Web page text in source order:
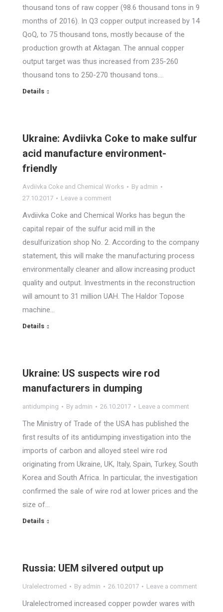
thousand tons of raw copper (98.6 thousand tons in 9
months of 2016). In Q3 copper output increased by 14
QoQ, to 75 thousand tons, mostly because of the
production growth at Aktagan. The annual copper
output target was thus increased from 235-260
thousand tons to 250-270 thousand tons.…
Details
Ukraine: Avdiivka Coke to make sulfur
acid manufacture environment-
friendly
Avdiivka Coke and Chemical Works By admin
27.10.2017
Leave a comment
Avdiivka Coke and Chemical Works has begun the
capital repair of the sulfur acid mill in the
desulfurization shop No. 2. According to the company
statement, this will make the manufacturing process
environmentally cleaner and allow increasing product
quality and output. Investments in the reconstruction
will amount to 31 million UAH. The Haldor Topose
machine…
Details
Ukraine: US suspects wire rod
manufacturers in dumping
antidumping By admin 26.10.2017 Leave a comment
The Ministry of Trade of the USA has published the
first results of its antidumping investigation into the
imports of carbon and alloyed steel wire rod
originating from Ukraine, UK, Italy, Spain, Turkey, South
Korea and South Africa. In particular, the investigation
confirmed the sale of wire rod at lower prices and the
size of…
Details
Russia: UEM silvered output up
Uralelectromed By admin 26.10.2017 Leave a comment
Uralelectromed increased copper powder wares with